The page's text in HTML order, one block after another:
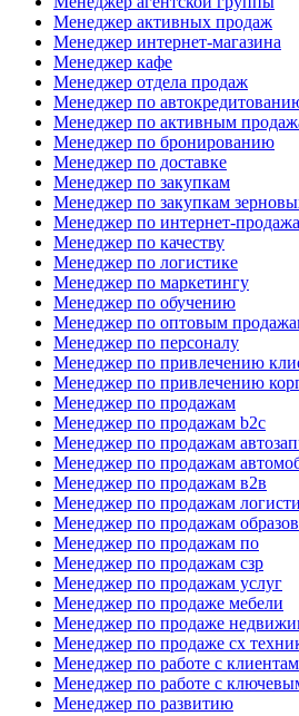
Менеджер активных продаж
Менеджер интернет-магазина
Менеджер кафе
Менеджер отдела продаж
Менеджер по
Менеджер по активным
Менеджер по бронированию
Менеджер по доставке
Менеджер по закупкам
Менеджер по закупкам
Менеджер по интернет-
Менеджер по качеству
Менеджер по логистике
Менеджер по маркетингу
Менеджер по обучению
Менеджер по оптовым
Менеджер по персоналу
Менеджер по привлечению
Менеджер по привлечению
Менеджер по продажам
Менеджер по продажам b2c
Менеджер по продажам
Менеджер по продажам
Менеджер по продажам в2в
Менеджер по продажам
Менеджер по продажам
Менеджер по продажам по
Менеджер по продажам сзр
Менеджер по продажам услуг
Менеджер по продаже мебели
Менеджер по продаже
Менеджер по продаже сх
Менеджер по работе с
Менеджер по работе с
Менеджер по развитию